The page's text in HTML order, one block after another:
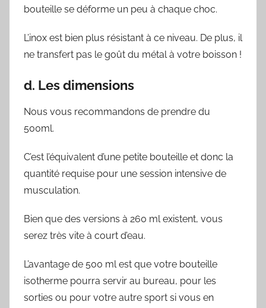
bouteille se déforme un peu à chaque choc.
L’inox est bien plus résistant à ce niveau. De plus, il
ne transfert pas le goût du métal à votre boisson !
d. Les dimensions
Nous vous recommandons de prendre du
500ml.
C’est l’équivalent d’une petite bouteille et donc la
quantité requise pour une session intensive de
musculation.
Bien que des versions à 260 ml existent, vous
serez très vite à court d’eau.
L’avantage de 500 ml est que votre bouteille
isotherme pourra servir au bureau, pour les
sorties ou pour votre autre sport si vous en